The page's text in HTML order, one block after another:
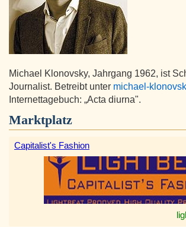
Michael Klonovsky, Jahrgang 1962, ist
Journalist. Betreibt unter michael-
Internettagebuch: „Acta diurna".
Marktplatz
Capitalist's Fashion